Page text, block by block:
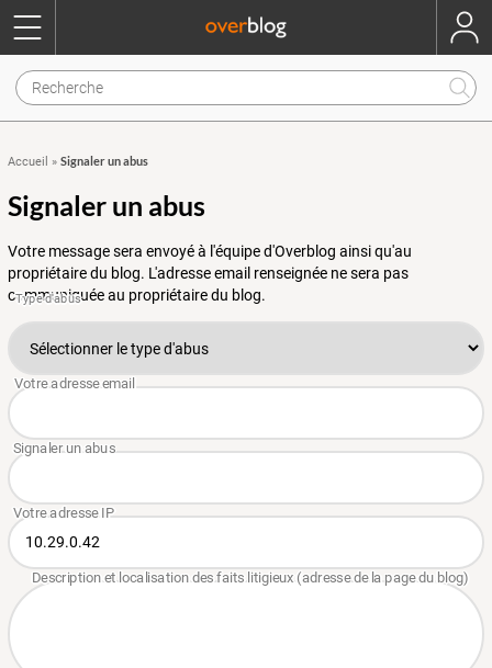
Accueil » Signaler un abus
Signaler un abus
Votre message sera envoyé à l'équipe d'Overblog ainsi qu'au
propriétaire du blog. L'adresse email renseignée ne sera pas
communiquée au propriétaire du blog.